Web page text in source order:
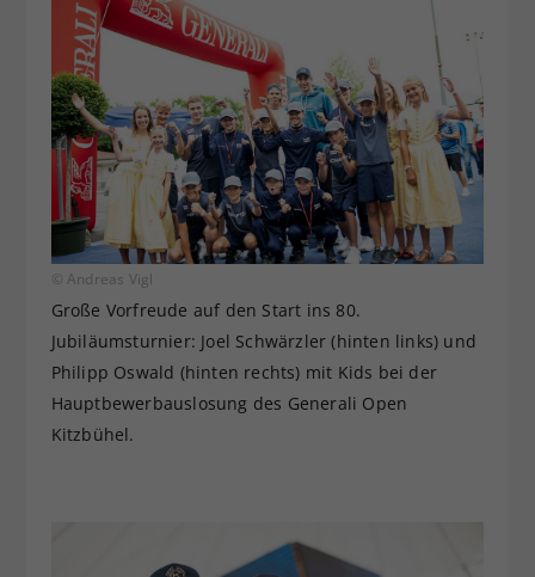
© Andreas Vigl
Große Vorfreude auf den Start ins 80.
Jubiläumsturnier: Joel Schwärzler (hinten links) und
Philipp Oswald (hinten rechts) mit Kids bei der
Hauptbewerbauslosung des Generali Open
Kitzbühel.